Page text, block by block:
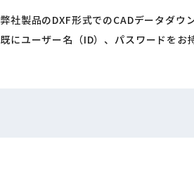
弊社製品のDXF形式でのCADデータダ
既にユーザー名（ID）、パスワードをお